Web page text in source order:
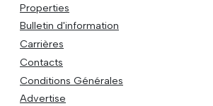
Properties
Bulletin d'information
Carrières
Contacts
Conditions Générales
Advertise